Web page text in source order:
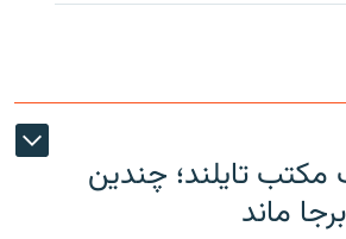
مکتب تایلند؛ چندین
ماند